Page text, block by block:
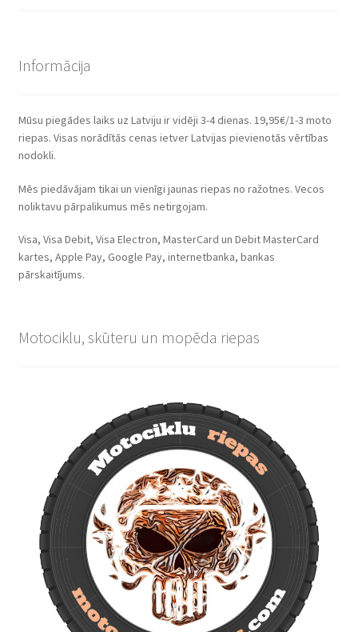
Informācija
Mūsu piegādes laiks uz Latviju ir vidēji 3-4 dienas. 19,95€/1-3 moto
riepas. Visas norādītās cenas ietver Latvijas pievienotās vērtības
nodokli.
Mēs piedāvājam tikai un vienīgi jaunas riepas no ražotnes. Vecos
noliktavu pārpalikumus mēs netirgojam.
Visa, Visa Debit, Visa Electron, MasterCard un Debit MasterCard
kartes, Apple Pay, Google Pay, internetbanka, bankas
pārskaitījums.
Motociklu, skūteru un mopēda riepas